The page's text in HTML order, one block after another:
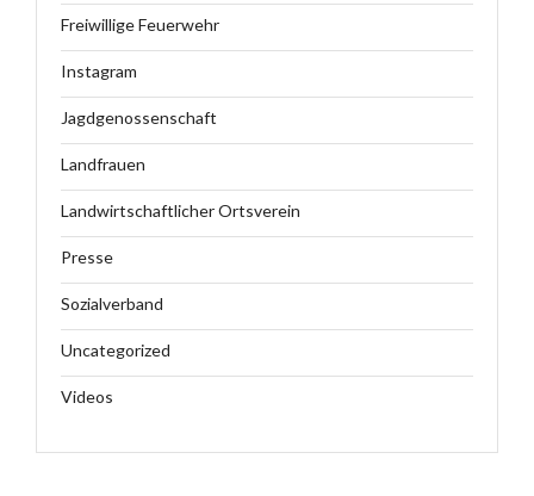
Freiwillige Feuerwehr
Instagram
Jagdgenossenschaft
Landfrauen
Landwirtschaftlicher Ortsverein
Presse
Sozialverband
Uncategorized
Videos